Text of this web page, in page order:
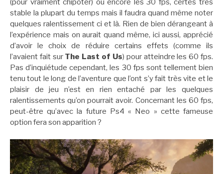
(pour vraiment chipoter) ou encore les 30 fps, certes très
stable la plupart du temps mais il faudra quand même noter
quelques ralentissement ci et là. Rien de bien dérangeant à
l’expérience mais on aurait quand même, ici aussi, apprécié
d’avoir le choix de réduire certains effets (comme ils
l’avaient fait sur The Last of Us) pour atteindre les 60 fps.
Pas d’inquiétude cependant, les 30 fps sont tellement bien
tenu tout le long de l’aventure que l’ont s’y fait très vite et le
plaisir de jeu n’est en rien entaché par les quelques
ralentissements qu’on pourrait avoir. Concernant les 60 fps,
peut-être qu’avec la future Ps4 « Neo » cette fameuse
option fera son apparition ?